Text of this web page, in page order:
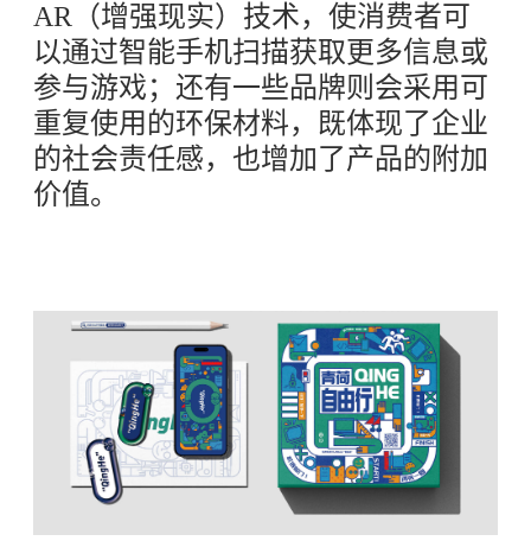
AR（增强现实）技术，使消费者可
以通过智能手机扫描获取更多信息或
参与游戏；还有一些品牌则会采用可
重复使用的环保材料，既体现了企业
的社会责任感，也增加了产品的附加
价值。